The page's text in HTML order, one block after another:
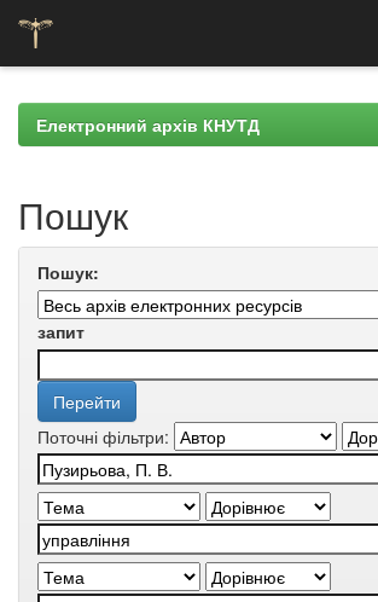
navigationЕлектронний архів КНУТД
Пошук
Пошук:
запит
Поточні фільтри: